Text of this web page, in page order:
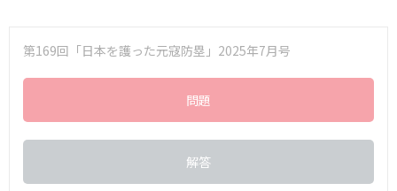
第169回「日本を護った元寇防塁」2025年7月号
問題
解答